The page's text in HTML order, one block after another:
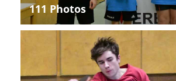
111 Photos